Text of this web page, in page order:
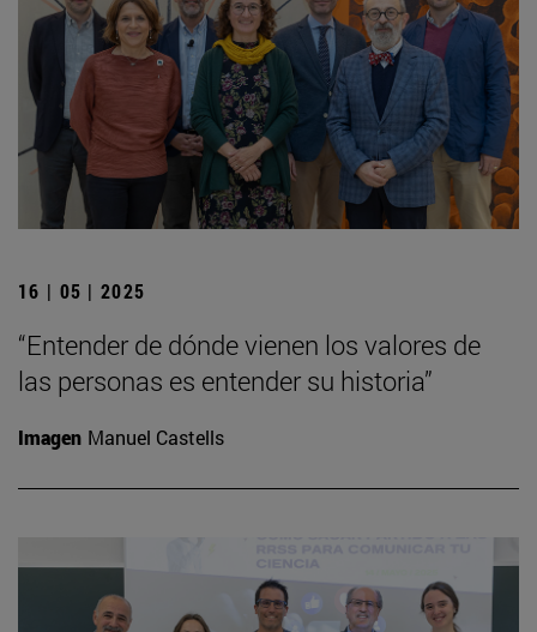
16 | 05 | 2025
“Entender de dónde vienen los valores de
las personas es entender su historia”
Imagen Manuel Castells